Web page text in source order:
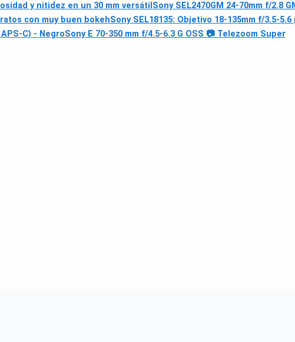
y nitidez en un 30 mm versátilSony SEL2470GM 24-70mm f/2.8
con muy buen bokehSony SEL18135: Objetivo 18-135mm f/3.5-5.6
C) - NegroSony E 70-350 mm f/4.5-6.3 G OSS 📷 Telezoom Super